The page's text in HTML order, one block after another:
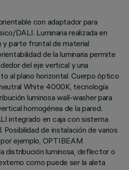
con adaptador para
DALI. Luminaria realizada en
y parte frontal de material
de la luminaria permite
del eje vertical y una
al plano horizontal. Cuerpo óptico
White 4000K, tecnología
luminosa wall-washer para
homogénea de la pared.
integrado en caja con sistema
Posibilidad de instalación de varios
ejemplo, OPTIBEAM
distribución luminosa, deflector o
como puede ser la aleta